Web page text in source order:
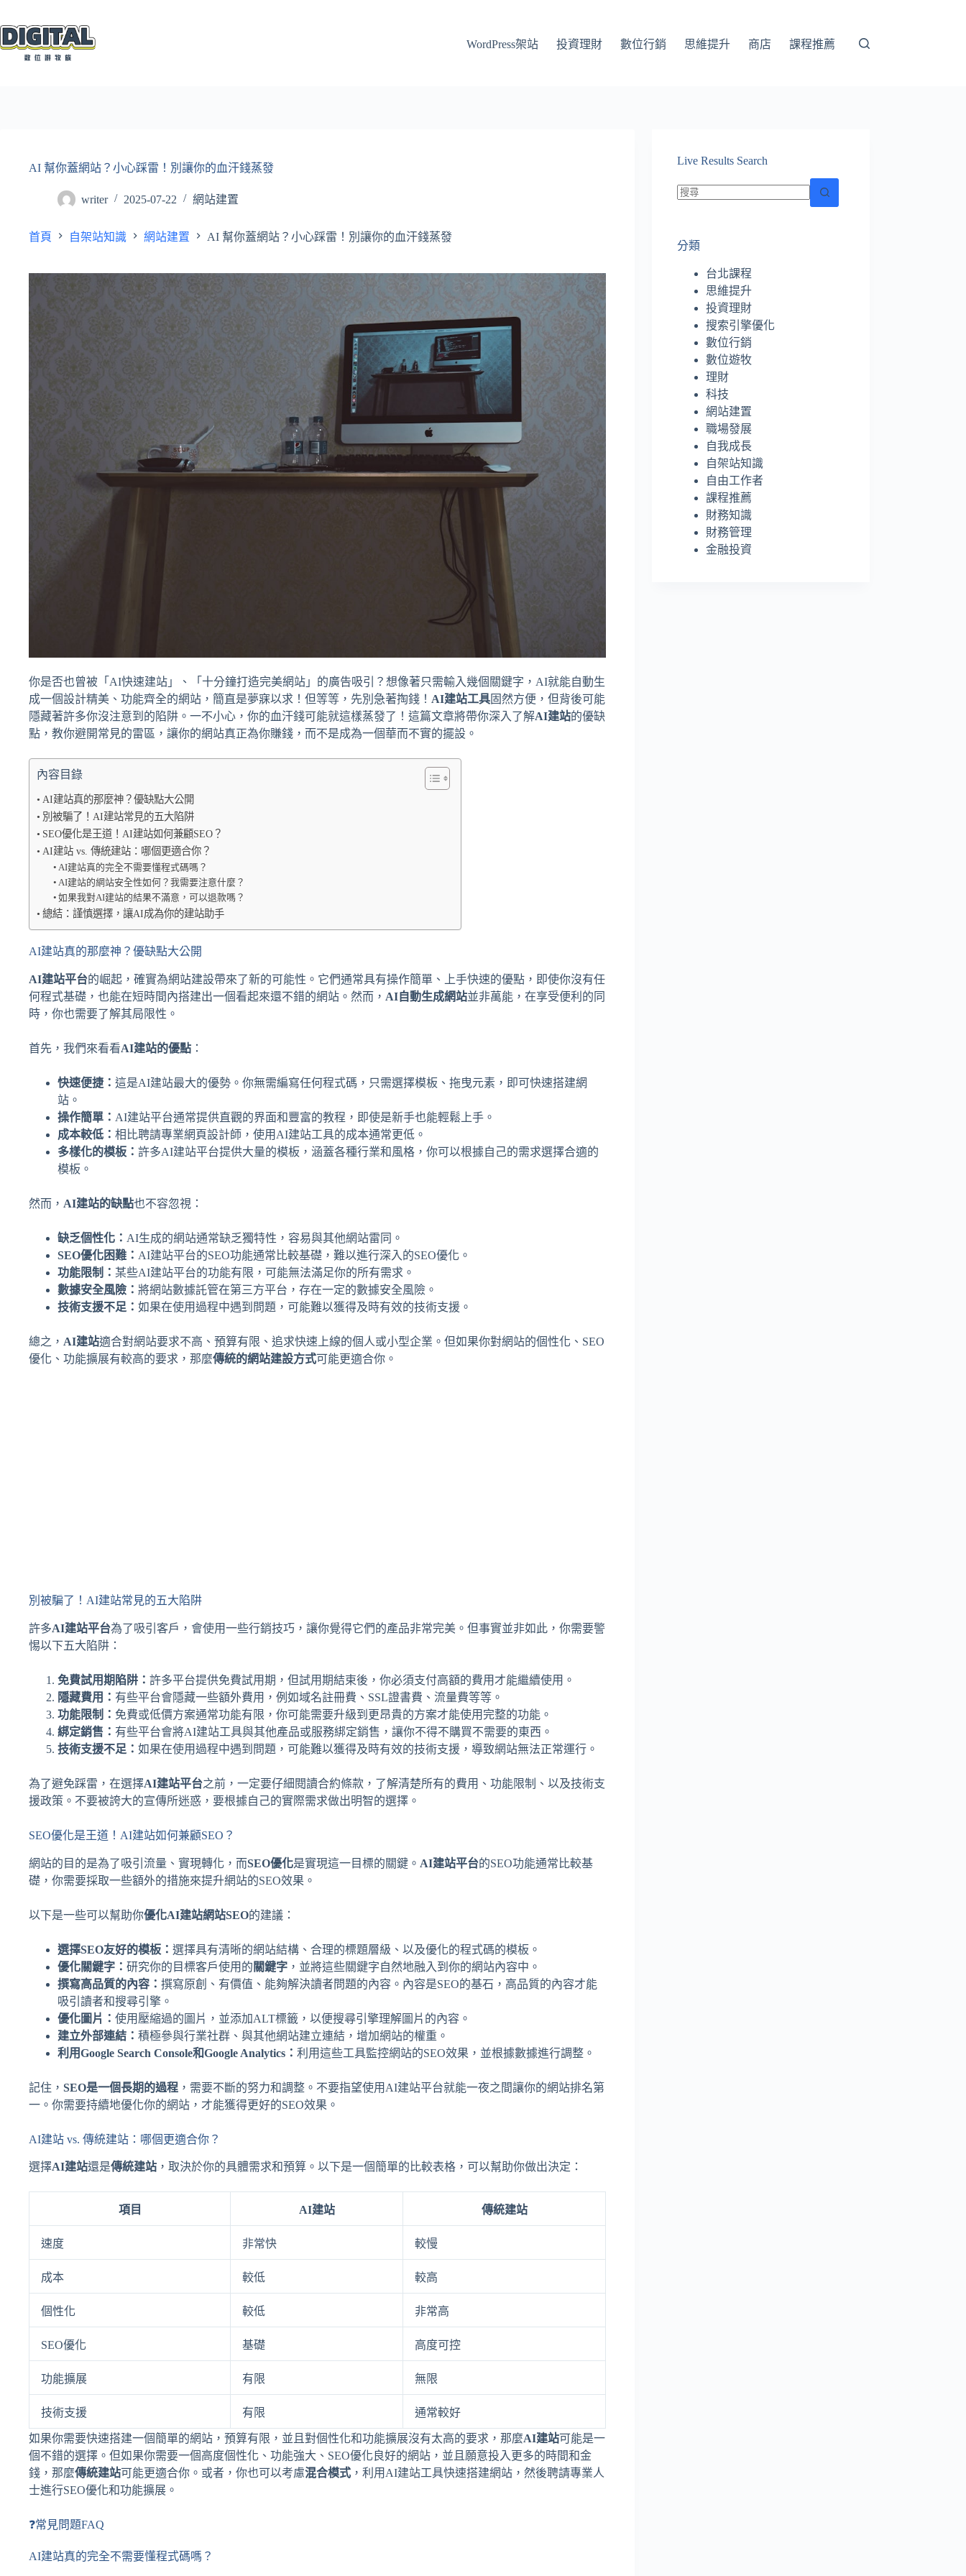
至
主
WordPress架站 投資理財 數位行銷 思維提升 商店 課程推薦
AI 幫你蓋網站？小心踩雷！別讓你的血汗錢蒸發
writer 2025-07-22 網站建置
首頁 自架站知識 網站建置 AI 幫你蓋網站？小心踩雷！別讓你的血汗錢蒸發
你是否也曾被「AI快速建站」、「十分鐘打造完美網站」的廣告吸引？想像著只需輸入幾個關鍵字，AI就能自動生
成一個設計精美、功能齊全的網站，簡直是夢寐以求！但等等，先別急著掏錢！ AI建站工具固然方便，但背後可能
隱藏著許多你沒注意到的陷阱。一不小心，你的血汗錢可能就這樣蒸發了！這篇文章將帶你深入了解AI建站的優缺
點，教你避開常見的雷區，讓你的網站真正為你賺錢，而不是成為一個華而不實的擺設。
內容目錄
AI建站真的那麼神？優缺點大公開
別被騙了！AI建站常見的五大陷阱
SEO優化是王道！AI建站如何兼顧SEO？
AI建站 vs. 傳統建站：哪個更適合你？
AI建站真的完全不需要懂程式碼嗎？
AI建站的網站安全性如何？我需要注意什麼？
如果我對AI建站的結果不滿意，可以退款嗎？
總結：謹慎選擇，讓AI成為你的建站助手
AI建站真的那麼神？優缺點大公開
AI建站平台的崛起，確實為網站建設帶來了新的可能性。它們通常具有操作簡單、上手快速的優點，即使你沒有任
何程式基礎，也能在短時間內搭建出一個看起來還不錯的網站。然而， AI自動生成網站並非萬能，在享受便利的同
時，你也需要了解其局限性。
首先，我們來看看AI建站的優點 ：
快速便捷： 這是AI建站最大的優勢。你無需編寫任何程式碼，只需選擇模板、拖曳元素，即可快速搭建網
站。
操作簡單： AI建站平台通常提供直觀的界面和豐富的教程，即使是新手也能輕鬆上手。
成本較低： 相比聘請專業網頁設計師，使用AI建站工具的成本通常更低。
多樣化的模板： 許多AI建站平台提供大量的模板，涵蓋各種行業和風格，你可以根據自己的需求選擇合適的
模板。
然而， AI建站的缺點也不容忽視：
缺乏個性化： AI生成的網站通常缺乏獨特性，容易與其他網站雷同。
SEO優化困難： AI建站平台的SEO功能通常比較基礎，難以進行深入的SEO優化。
功能限制： 某些AI建站平台的功能有限，可能無法滿足你的所有需求。
數據安全風險： 將網站數據託管在第三方平台，存在一定的數據安全風險。
技術支援不足： 如果在使用過程中遇到問題，可能難以獲得及時有效的技術支援。
總之， AI建站適合對網站要求不高、預算有限、追求快速上線的個人或小型企業。但如果你對網站的個性化、SEO
優化、功能擴展有較高的要求，那麼傳統的網站建設方式可能更適合你。
別被騙了！AI建站常見的五大陷阱
許多AI建站平台為了吸引客戶，會使用一些行銷技巧，讓你覺得它們的產品非常完美。但事實並非如此，你需要警
惕以下五大陷阱：
免費試用期陷阱： 許多平台提供免費試用期，但試用期結束後，你必須支付高額的費用才能繼續使用。
隱藏費用： 有些平台會隱藏一些額外費用，例如域名註冊費、SSL證書費、流量費等等。
功能限制： 免費或低價方案通常功能有限，你可能需要升級到更昂貴的方案才能使用完整的功能。
綁定銷售： 有些平台會將AI建站工具與其他產品或服務綁定銷售，讓你不得不購買不需要的東西。
技術支援不足： 如果在使用過程中遇到問題，可能難以獲得及時有效的技術支援，導致網站無法正常運行。
為了避免踩雷，在選擇AI建站平台之前，一定要仔細閱讀合約條款，了解清楚所有的費用、功能限制、以及技術支
援政策。不要被誇大的宣傳所迷惑，要根據自己的實際需求做出明智的選擇。
SEO優化是王道！AI建站如何兼顧SEO？
網站的目的是為了吸引流量、實現轉化，而SEO優化是實現這一目標的關鍵。 AI建站平台的SEO功能通常比較基
礎，你需要採取一些額外的措施來提升網站的SEO效果。
以下是一些可以幫助你優化AI建站網站SEO的建議：
選擇SEO友好的模板： 選擇具有清晰的網站結構、合理的標題層級、以及優化的程式碼的模板。
優化關鍵字： 研究你的目標客戶使用的 關鍵字 ，並將這些關鍵字自然地融入到你的網站內容中。
撰寫高品質的內容： 撰寫原創、有價值、能夠解決讀者問題的內容。內容是SEO的基石，高品質的內容才能
吸引讀者和搜尋引擎。
優化圖片： 使用壓縮過的圖片，並添加ALT標籤，以便搜尋引擎理解圖片的內容。
建立外部連結： 積極參與行業社群、與其他網站建立連結，增加網站的權重。
利用Google Search Console和Google Analytics： 利用這些工具監控網站的SEO效果，並根據數據進行調整。
記住， SEO是一個長期的過程 ，需要不斷的努力和調整。不要指望使用AI建站平台就能一夜之間讓你的網站排名第
一。你需要持續地優化你的網站，才能獲得更好的SEO效果。
AI建站 vs. 傳統建站：哪個更適合你？
選擇AI建站還是傳統建站 ，取決於你的具體需求和預算。以下是一個簡單的比較表格，可以幫助你做出決定：
項目 AI建站 傳統建站
速度 非常快 較慢
成本 較低 較高
個性化 較低 非常高
SEO優化 基礎 高度可控
功能擴展 有限 無限
技術支援 有限 通常較好
如果你需要快速搭建一個簡單的網站，預算有限，並且對個性化和功能擴展沒有太高的要求，那麼AI建站可能是一
個不錯的選擇。但如果你需要一個高度個性化、功能強大、SEO優化良好的網站，並且願意投入更多的時間和金
錢，那麼傳統建站可能更適合你。或者，你也可以考慮混合模式 ，利用AI建站工具快速搭建網站，然後聘請專業人
士進行SEO優化和功能擴展。
❓常見問題FAQ
AI建站真的完全不需要懂程式碼嗎？
Live Results Search
到
分類
台北課程
思維提升
投資理財
搜索引擎優化
數位行銷
數位遊牧
理財
科技
網站建置
職場發展
自我成長
自架站知識
自由工作者
課程推薦
財務知識
財務管理
金融投資